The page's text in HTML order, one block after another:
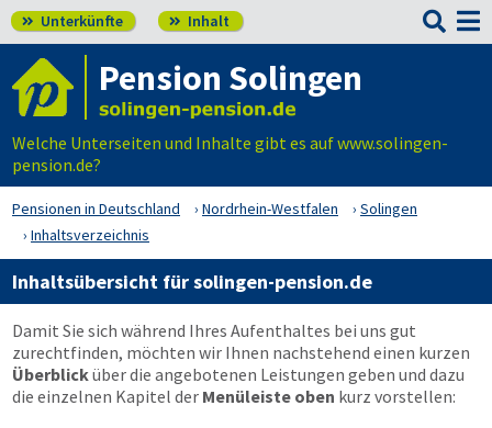
 Unterkünfte  Inhalt 
Pension Solingen
Welche Unterseiten und Inhalte gibt es auf www.solingen-
pension.de?
Pensionen in Deutschland Nordrhein-Westfalen
Solingen
Inhaltsverzeichnis
Inhaltsübersicht für solingen-pension.de
Damit Sie sich während Ihres Aufenthaltes bei uns gut
zurechtfinden, möchten wir Ihnen nachstehend einen kurzen
Überblicküber die angebotenen Leistungen geben und dazu
die einzelnen Kapitel der Menüleiste oben kurz vorstellen: